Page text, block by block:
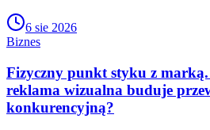
6 sie 2026
Biznes
Fizyczny punkt styku z marką.
reklama wizualna buduje
konkurencyjną?